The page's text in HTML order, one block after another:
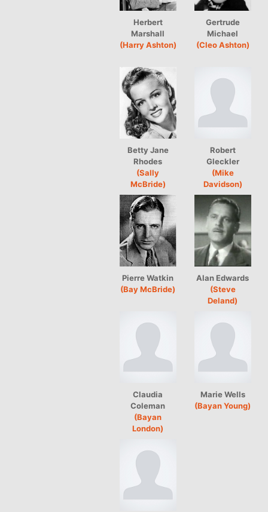
Herbert
Marshall
(Harry Ashton)
Gertrude
Michael
(Cleo Ashton)
Betty Jane
Rhodes
(Sally
McBride)
Robert
Gleckler
(Mike
Davidson)
Pierre Watkin
(Bay McBride)
Alan Edwards
(Steve
Deland)
Claudia
Coleman
(Bayan
London)
Marie Wells
(Bayan Young)